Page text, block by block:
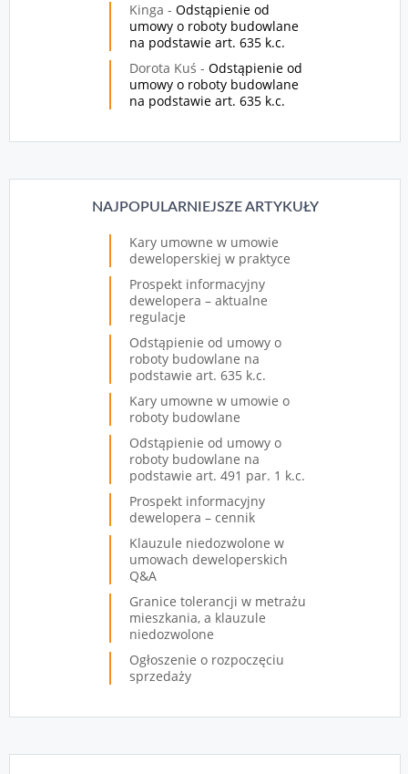
Kinga - Odstąpienie od
umowy o roboty budowlane
na podstawie art. 635 k.c.
Dorota Kuś - Odstąpienie od
umowy o roboty budowlane
na podstawie art. 635 k.c.
NAJPOPULARNIEJSZE ARTYKUŁY
Kary umowne w umowie
deweloperskiej w praktyce
Prospekt informacyjny
dewelopera – aktualne
regulacje
Odstąpienie od umowy o
roboty budowlane na
podstawie art. 635 k.c.
Kary umowne w umowie o
roboty budowlane
Odstąpienie od umowy o
roboty budowlane na
podstawie art. 491 par. 1 k.c.
Prospekt informacyjny
dewelopera – cennik
Klauzule niedozwolone w
umowach deweloperskich
Q&A
Granice tolerancji w metrażu
mieszkania, a klauzule
niedozwolone
Ogłoszenie o rozpoczęciu
sprzedaży